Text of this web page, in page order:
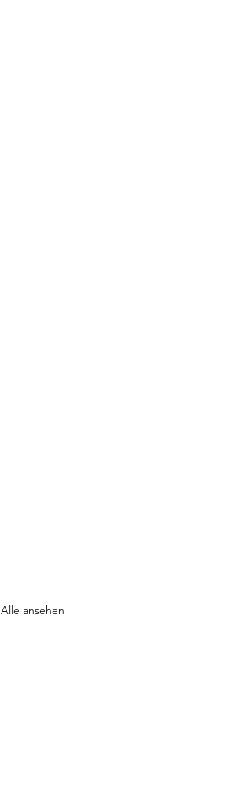
Alle ansehen